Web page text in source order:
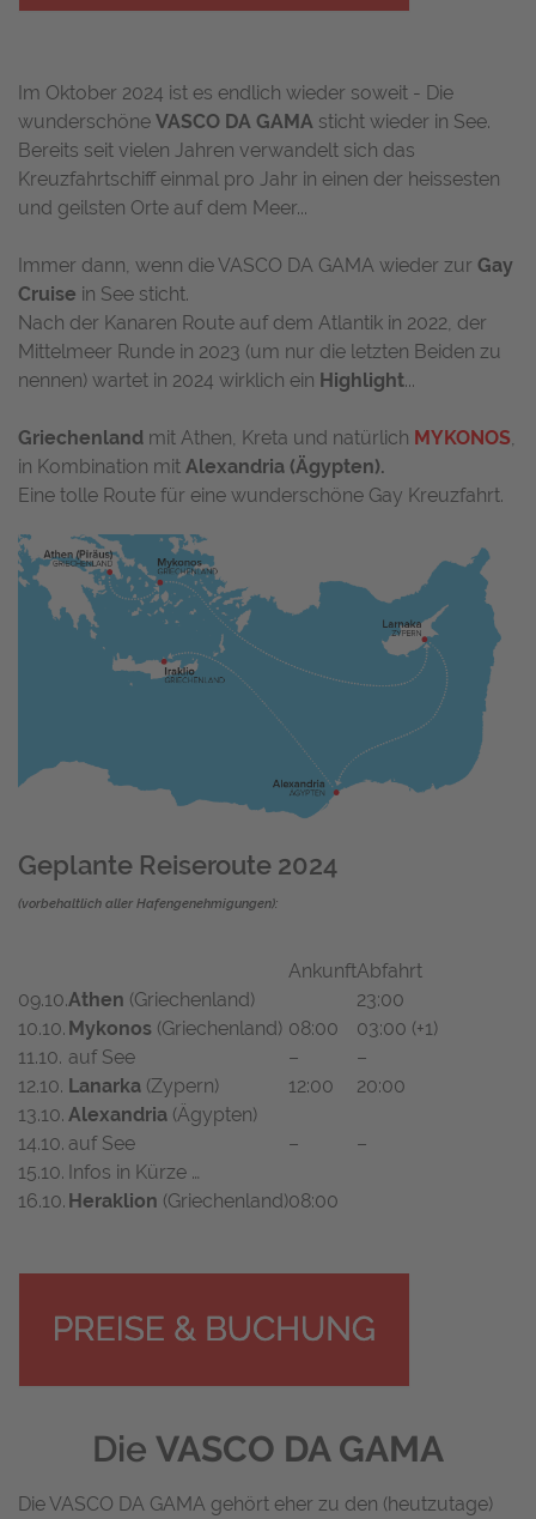
Im Oktober 2024 ist es endlich wieder soweit - Die
wunderschöne VASCO DA GAMA sticht wieder in See.
Bereits seit vielen Jahren verwandelt sich das
Kreuzfahrtschiff einmal pro Jahr in einen der heissesten
und geilsten Orte auf dem Meer...
Immer dann, wenn die VASCO DA GAMA wieder zur Gay
Cruise in See sticht.
Nach der Kanaren Route auf dem Atlantik in 2022, der
Mittelmeer Runde in 2023 (um nur die letzten Beiden zu
nennen) wartet in 2024 wirklich ein Highlight...
Griechenland mit Athen, Kreta und natürlich MYKONOS,
in Kombination mit Alexandria (Ägypten).
Eine tolle Route für eine wunderschöne Gay Kreuzfahrt.
Geplante Reiseroute 2024
(vorbehaltlich aller Hafengenehmigungen):
AnkunftAbfahrt
09.10.Athen (Griechenland)
23:00
10.10. Mykonos (Griechenland) 08:00
03:00 (+1)
11.10. auf See –
–
12.10. Lanarka (Zypern) 12:00
20:00
13.10. Alexandria (Ägypten)
14.10. auf See –
–
15.10. Infos in Kürze …
16.10. Heraklion (Griechenland)08:00
Die VASCO DA GAMA
Die VASCO DA GAMA gehört eher zu den (heutzutage)